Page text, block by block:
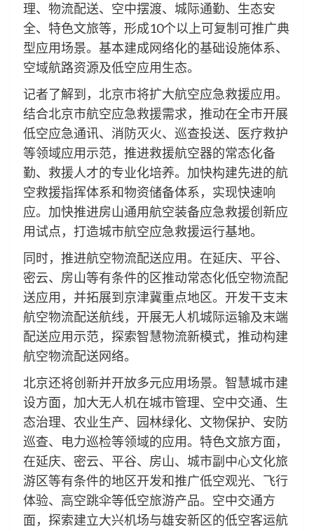
理、物流配送、空中摆渡、城际通勤、生态安
全、特色文旅等，形成10个以上可复制可推广典
型应用场景。基本建成网络化的基础设施体系、
空域航路资源及低空应用生态。
记者了解到，北京市将扩大航空应急救援应用。
结合北京市航空应急救援需求，推动在全市开展
低空应急通讯、消防灭火、巡查投送、医疗救护
等领域应用示范，推进救援航空器的常态化备
勤、救援人才的专业化培养。加快构建先进的航
空救援指挥体系和物资储备体系，实现快速响
应。加快推进房山通用航空装备应急救援创新应
用试点，打造城市航空应急救援运行基地。
同时，推进航空物流配送应用。在延庆、平谷、
密云、房山等有条件的区推动常态化低空物流配
送应用，并拓展到京津冀重点地区。开发干支末
航空物流配送航线，开展无人机城际运输及末端
配送应用示范，探索智慧物流新模式，推动构建
航空物流配送网络。
北京还将创新并开放多元应用场景。智慧城市建
设方面，加大无人机在城市管理、空中交通、生
态治理、农业生产、园林绿化、文物保护、安防
巡查、电力巡检等领域的应用。特色文旅方面，
在延庆、密云、平谷、房山、城市副中心文化旅
游区等有条件的地区开发和推广低空观光、飞行
体验、高空跳伞等低空旅游产品。空中交通方
面，探索建立大兴机场与雄安新区的低空客运航